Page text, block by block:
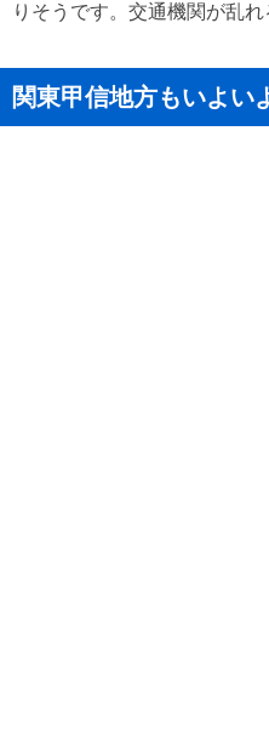
りそうです。交通機関が乱
関東甲信地方もいよい